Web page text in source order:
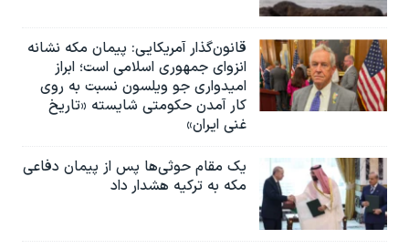
قانون‌گذار آمریکایی: پیمان مکه نشانه
انزوای جمهوری اسلامی است؛ ابراز
امیدواری جو ویلسون نسبت به روی
کار آمدن حکومتی شایسته «تاریخ
غنی ایران»
یک مقام حوثی‌ها پس از پیمان دفاعی
مکه به ترکیه هشدار داد